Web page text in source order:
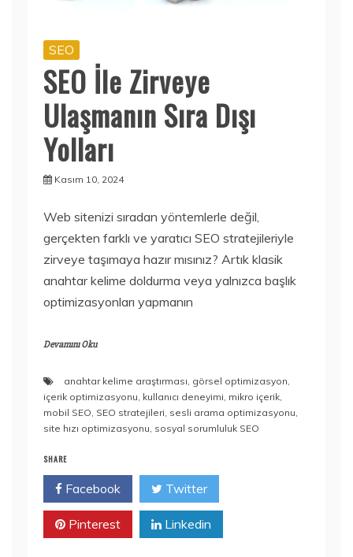
SEO
SEO İle Zirveye
Ulaşmanın Sıra Dışı
Yolları
Kasım 10, 2024
Web sitenizi sıradan yöntemlerle değil,
gerçekten farklı ve yaratıcı SEO stratejileriyle
zirveye taşımaya hazır mısınız? Artık klasik
anahtar kelime doldurma veya yalnızca başlık
optimizasyonları yapmanın
Devamını Oku
anahtar kelime araştırması, görsel optimizasyon,
içerik optimizasyonu, kullanıcı deneyimi, mikro içerik,
mobil SEO, SEO stratejileri, sesli arama optimizasyonu,
site hızı optimizasyonu, sosyal sorumluluk SEO
SHARE
Facebook Twitter
Pinterest Linkedin